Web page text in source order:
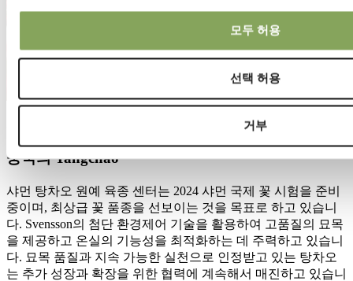
모두 허용
선택 허용
거부
중국의 Tangchao
샤먼 탕차오 원예 육종 센터는 2024 샤먼 국제 꽃 시험을 준비
중이며, 최상급 꽃 품종을 선보이는 것을 목표로 하고 있습니
다. Svensson의 첨단 환경제어 기술을 활용하여 고품질의 묘목
을 제공하고 온실의 기능성을 최적화하는 데 주력하고 있습니
다. 묘목 품질과 지속 가능한 실천으로 인정받고 있는 탕차오
는 추가 성장과 확장을 위한 협력에 계속해서 매진하고 있습니